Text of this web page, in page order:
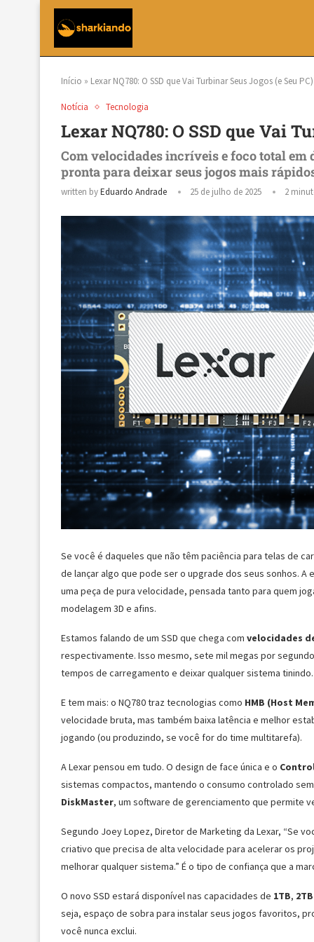
Início » Lexar NQ780: O SSD que Vai Turbinar Seus Jogos (e Seu PC)
Notícia Tecnologia
Lexar NQ780: O SSD que Vai
Com velocidades incríveis e foco total em
pronta para deixar seus jogos mais
written byEduardo Andrade 25 de julho de 2025 2
Se você é daqueles que não têm paciência para telas de
de lançar algo que pode ser o upgrade dos seus sonhos.
uma peça de pura velocidade, pensada tanto para quem
modelagem 3D e afins.
Estamos falando de um SSD que chega com velocidades
respectivamente. Isso mesmo, sete mil megas por
tempos de carregamento e deixar qualquer sistema tinindo.
E tem mais: o NQ780 traz tecnologias como HMB (Host
velocidade bruta, mas também baixa latência e melhor
jogando (ou produzindo, se você for do time multitarefa).
A Lexar pensou em tudo. O design de face única e o
sistemas compactos, mantendo o consumo controlado
DiskMaster, um software de gerenciamento que permite
Segundo Joey Lopez, Diretor de Marketing da Lexar, “Se
criativo que precisa de alta velocidade para acelerar os
melhorar qualquer sistema.” É o tipo de confiança que a
O novo SSD estará disponível nas capacidades de 1TB, 2TB
seja, espaço de sobra para instalar seus jogos favoritos,
você nunca exclui.